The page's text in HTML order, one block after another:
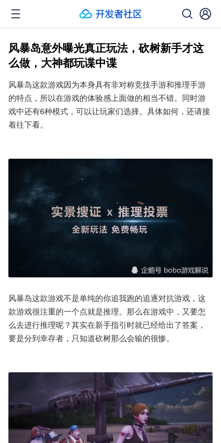
风暴岛意外曝光真正玩法，砍树新手才这
么做，大神都玩谍中谍
风暴岛这款游戏因为本身具有非对称竞技手游和推理手游
的特点，所以在游戏的体验感上面做的相当不错。同时游
戏中还有6种模式，可以让玩家们选择。具体如何，还请接
着往下看。
风暴岛这款游戏不是单纯的你追我跑的追逐对抗游戏，这
款游戏很注重的一个点就是推理。那么在游戏中，又要怎
么去进行推理呢？其实在新手指引时就已经给出了答案，
要是分到幸存者，只知道砍树那么会输的很惨。